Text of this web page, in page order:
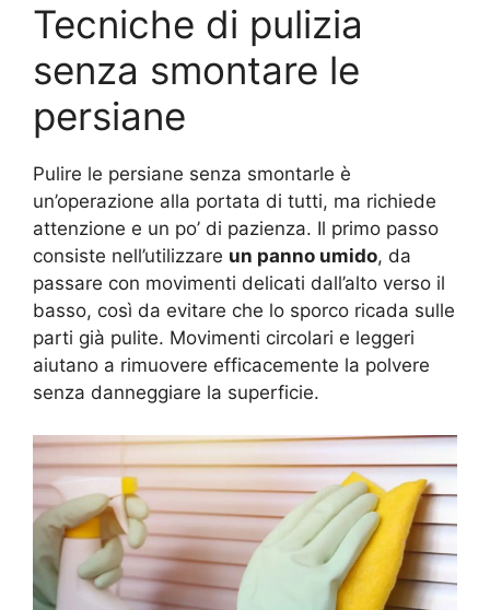
Tecniche di pulizia
senza smontare le
persiane
Pulire le persiane senza smontarle è
un’operazione alla portata di tutti, ma richiede
attenzione e un po’ di pazienza. Il primo passo
consiste nell’utilizzare un panno umido, da
passare con movimenti delicati dall’alto verso il
basso, così da evitare che lo sporco ricada sulle
parti già pulite. Movimenti circolari e leggeri
aiutano a rimuovere efficacemente la polvere
senza danneggiare la superficie.